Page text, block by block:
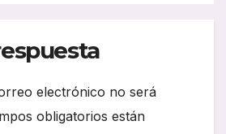
electrónico no será
obligatorios están